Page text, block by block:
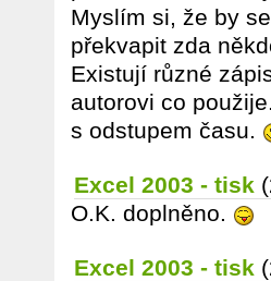
Myslím si, že by
překvapit zda
Existují různé
autorovi co
s odstupem času.
Excel 2003 - tisk
O.K. doplněno.
Excel 2003 - tisk